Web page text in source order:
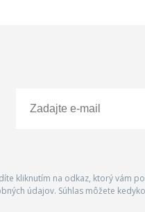
kliknutím na odkaz, ktorý vám
údajov. Súhlas môžete